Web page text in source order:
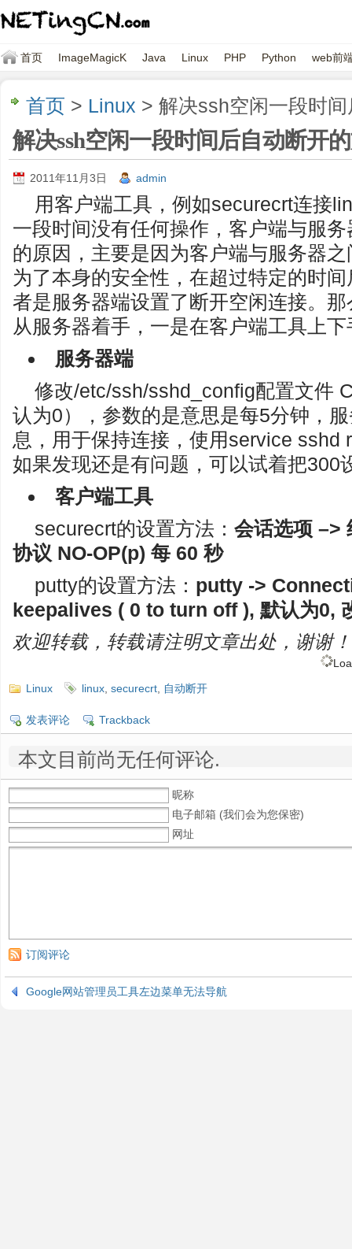
首页 ImageMagicK Java Linux PHP Python web前
首页 > Linux > 解决ssh空闲一段时
解决ssh空闲一段时间后自动断开
2011年11月3日 admin
用客户端工具，例如securecrt连接
一段时间没有任何操作，客户端与服
的原因，主要是因为客户端与服务器
为了本身的安全性，在超过特定的时
者是服务器端设置了断开空闲连接。
从服务器着手，一是在客户端工具上下
服务器端
修改/etc/ssh/sshd_config配置文件
认为0），参数的是意思是每5分钟，
息，用于保持连接，使用service sshd
如果发现还是有问题，可以试着把300
客户端工具
securecrt的设置方法： 会话选项 –>
协议 NO-OP(p) 每 60 秒
putty的设置方法： putty ->
keepalives ( 0 to turn off ), 默认为0,
欢迎转载，转载请注明文章出处，谢谢！
Linux
linux securecrt 自动断开
发表评论 Trackback
本文目前尚无任何评论.
昵称
电子邮箱 (我们会为您保密)
网址
订阅评论
Google网站管理员工具左边菜单无法导航